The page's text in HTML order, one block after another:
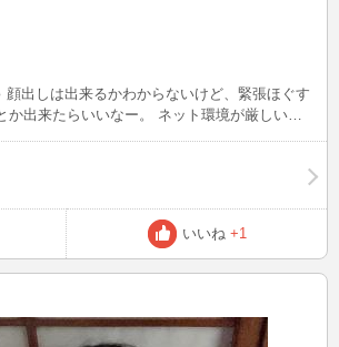
顔出しは出来るかわからないけど、緊張ほぐす
か出来たらいいなー。 ネット環境が厳しいか
いいね +1